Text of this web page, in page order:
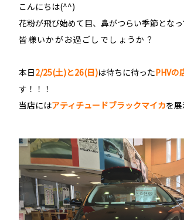
こんにちは(^^)
花粉が飛び始めて目、鼻がつらい季節となっ
皆様いかがお過ごしでしょうか？
本日2/25(土)と26(日)は待ちに待ったPHVの
す！！！
当店にはアティチュードブラックマイカを